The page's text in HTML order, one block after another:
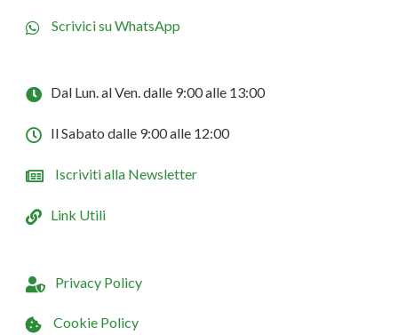
Scrivici su WhatsApp
Dal Lun. al Ven. dalle 9:00 alle 13:00
Il Sabato dalle 9:00 alle 12:00
Iscriviti alla Newsletter
Link Utili
Privacy Policy
Cookie Policy